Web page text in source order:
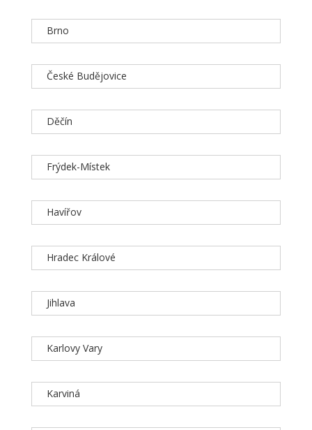
Brno
České Budějovice
Děčín
Frýdek-Místek
Havířov
Hradec Králové
Jihlava
Karlovy Vary
Karviná